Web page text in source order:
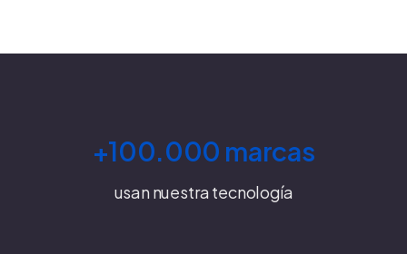
+100.000 marcas
usan nuestra tecnología